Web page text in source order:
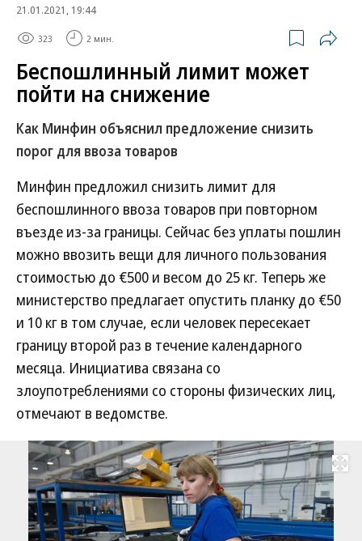
21.01.2021, 19:44
323 2 мин.
Беспошлинный лимит может
пойти на снижение
Как Минфин объяснил предложение снизить
порог для ввоза товаров
Минфин предложил снизить лимит для
беспошлинного ввоза товаров при повторном
въезде из-за границы. Сейчас без уплаты пошлин
можно ввозить вещи для личного пользования
стоимостью до €500 и весом до 25 кг. Теперь же
министерство предлагает опустить планку до €50
и 10 кг в том случае, если человек пересекает
границу второй раз в течение календарного
месяца. Инициатива связана со
злоупотреблениями со стороны физических лиц,
отмечают в ведомстве.
Развернуть